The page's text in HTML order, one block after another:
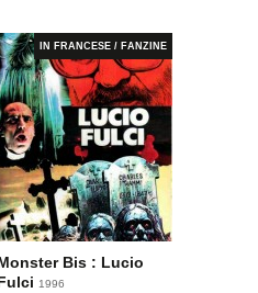
IN FRANCESE / FANZINE
Bis : Lucio
1996